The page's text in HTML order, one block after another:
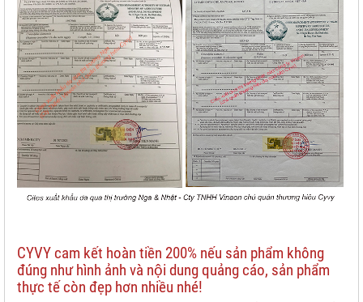
CYVY cam kết hoàn tiền 200% nếu sản phẩm không
đúng như hình ảnh và nội dung quảng cáo, sản phẩm
thực tế còn đẹp hơn nhiều nhé!